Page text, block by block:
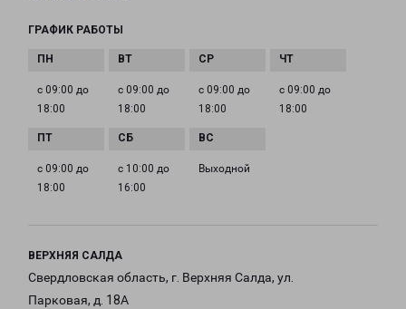
ГРАФИК РАБОТЫ
с 09:00 до
18:00
с 09:00 до
18:00
с 09:00 до
18:00
с 09:00 до
18:00
с 09:00 до
18:00
с 10:00 до
16:00
Выходной
ВЕРХНЯЯ САЛДА
Свердловская область, г. Верхняя Салда, ул.
Парковая, д. 18А